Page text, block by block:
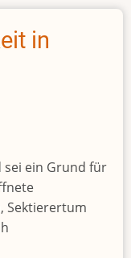
in
sei ein Grund für
Sektierertum